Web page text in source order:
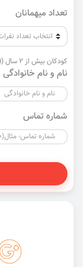
تعداد میهمانان
کودکان بیش از 2 سال ((یک نفر )) محسوب می شوند
نام و نام خانوادگی
شماره تماس